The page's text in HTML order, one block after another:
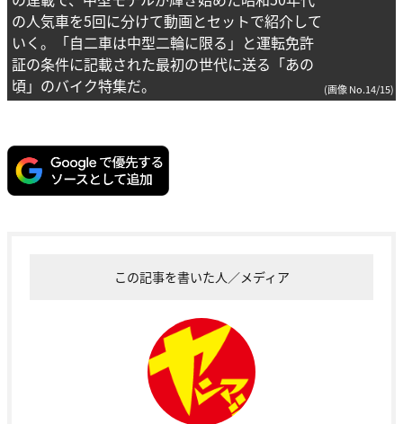
の人気車を5回に分けて動画とセットで紹介して
いく。「自二車は中型二輪に限る」と運転免許
証の条件に記載された最初の世代に送る「あの
頃」のバイク特集だ。
(画像 No.14/15)
この記事を書いた人／メディア